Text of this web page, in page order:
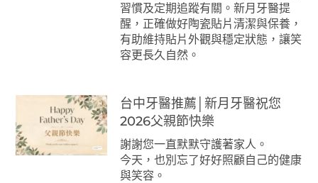
習慣及定期追蹤有關。新月牙醫提
醒，正確做好陶瓷貼片清潔與保養，
有助維持貼片外觀與穩定狀態，讓笑
容更長久自然。
台中牙醫推薦│新月牙醫祝您
2026父親節快樂
謝謝您一直默默守護著家人。
今天，也別忘了好好照顧自己的健康
與笑容。